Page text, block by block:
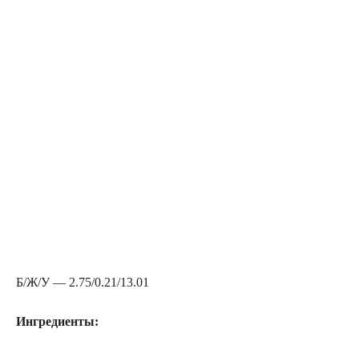
Б/Ж/У — 2.75/0.21/13.01
Ингредиенты: